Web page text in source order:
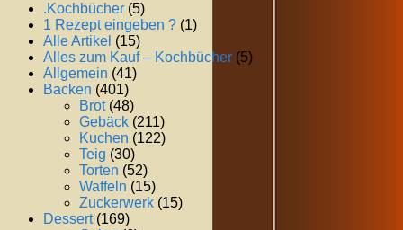
.Kochbücher (5)
1 Rezept eingeben ? (1)
Alle Artikel (15)
Alles zum Kauf – Kochbücher (5)
Allgemein (41)
Backen (401)
Brot(48)
Gebäck (211)
Kuchen (122)
Teig (30)
Torten (52)
Waffeln (15)
Zuckerwerk (15)
Dessert(169)